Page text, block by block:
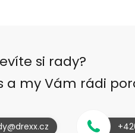
si rady?
a my Vám rádi